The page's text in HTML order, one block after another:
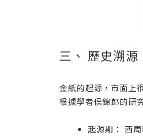
三、 歷史溯
金紙的起源，市面上
根據學者侯錦郎的研
起源期： 西